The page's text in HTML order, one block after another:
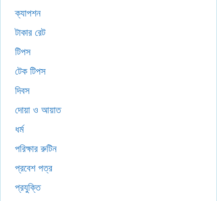
ক্যাপশন
টাকার রেট
টিপস
টেক টিপস
দিবস
দোয়া ও আয়াত
ধর্ম
পরিক্ষার রুটিন
প্রবেশ পত্র
প্রযুক্তি